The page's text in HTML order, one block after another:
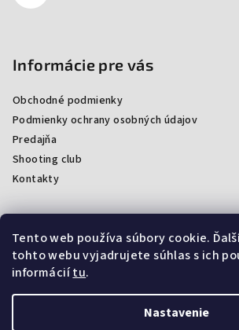
Tento web používa súbory cookie.
tohto webu vyjadrujete súhlas s ich
informáciítu.
Nastavenie
Informácie pre vás
Obchodné podmienky
Podmienky ochrany osobných údajov
Predajňa
Shooting club
Kontakty
Facebook